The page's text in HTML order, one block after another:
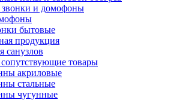
и домофоны
бытовые
продукция
санузлов
товары
акриловые
стальные
чугунные